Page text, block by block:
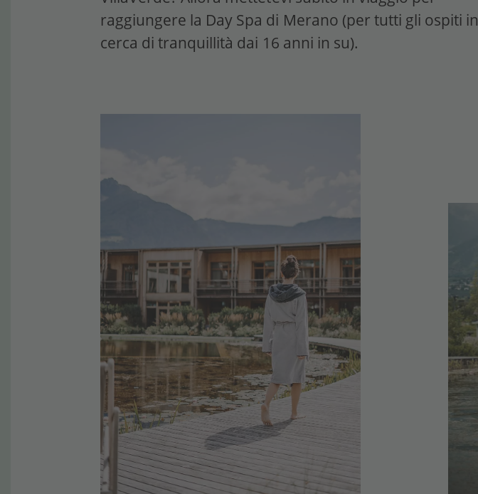
raggiungere la Day Spa di Merano (per tutti gli ospiti in
cerca di tranquillità dai 16 anni in su).